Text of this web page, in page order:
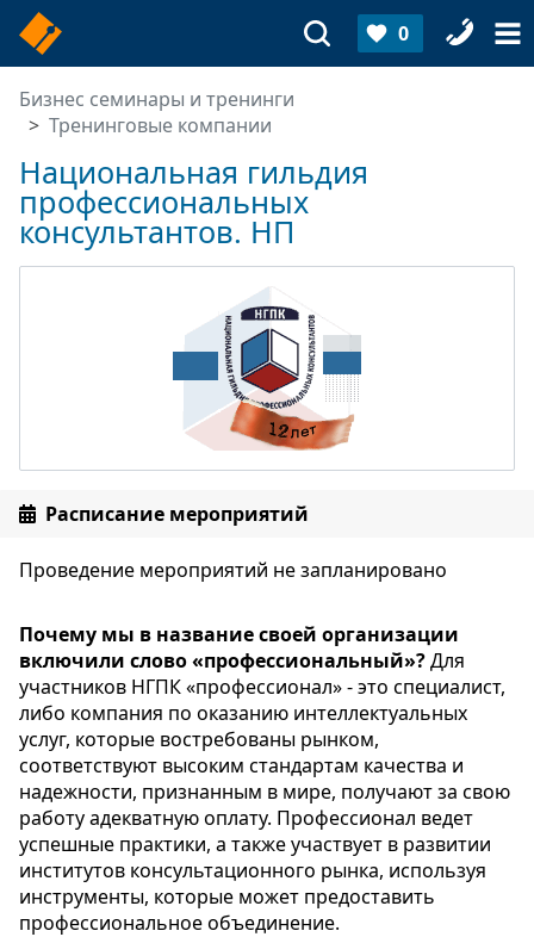
0
Бизнес семинары и тренинги
Тренинговые компании
Национальная гильдия
профессиональных
консультантов. НП
Расписание мероприятий
Проведение мероприятий не запланировано
Почему мы в название своей организации
включили слово «профессиональный»?Для
участников НГПК «профессионал» - это специалист,
либо компания по оказанию интеллектуальных
услуг, которые востребованы рынком,
соответствуют высоким стандартам качества и
надежности, признанным в мире, получают за свою
работу адекватную оплату. Профессионал ведет
успешные практики, а также участвует в развитии
институтов консультационного рынка, используя
инструменты, которые может предоставить
профессиональное объединение.